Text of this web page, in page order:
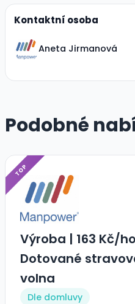
Kontaktní osoba
Aneta Jirmanová
Podobné
TOP
Výroba | 163 Kč/
Dotované
volna
Dle domluvy